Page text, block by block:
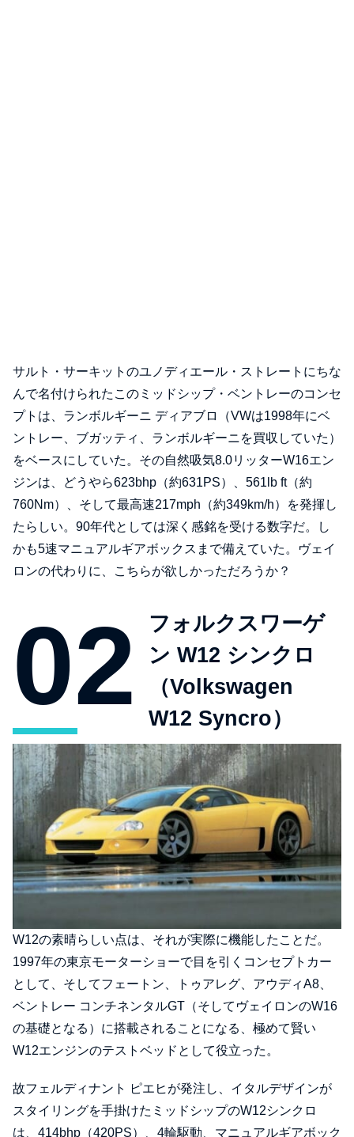
サルト・サーキットのユノディエール・ストレートにちな
んで名付けられたこのミッドシップ・ベントレーのコンセ
プトは、ランボルギーニ ディアブロ（VWは1998年にベ
ントレー、ブガッティ、ランボルギーニを買収していた）
をベースにしていた。その自然吸気8.0リッターW16エン
ジンは、どうやら623bhp（約631PS）、561lb ft（約
760Nm）、そして最高速217mph（約349km/h）を発揮し
たらしい。90年代としては深く感銘を受ける数字だ。し
かも5速マニュアルギアボックスまで備えていた。ヴェイ
ロンの代わりに、こちらが欲しかっただろうか？
フォルクスワーゲ
ン W12 シンクロ
（Volkswagen
W12 Syncro）
W12の素晴らしい点は、それが実際に機能したことだ。
1997年の東京モーターショーで目を引くコンセプトカー
として、そしてフェートン、トゥアレグ、アウディA8、
ベントレー コンチネンタルGT（そしてヴェイロンのW16
の基礎となる）に搭載されることになる、極めて賢い
W12エンジンのテストベッドとして役立った。
故フェルディナント ピエヒが発注し、イタルデザインが
スタイリングを手掛けたミッドシップのW12シンクロ
は、414bhp（420PS）、4輪駆動、マニュアルギアボック